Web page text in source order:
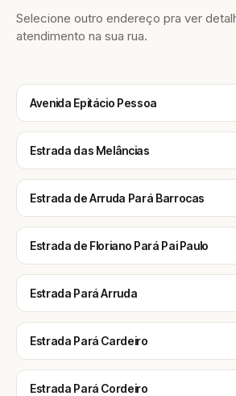
Selecione outro endereço pra ver
atendimento na sua rua.
Avenida Epitácio Pessoa
Estrada das Melâncias
Estrada de Arruda Pará Barrocas
Estrada de Floriano Pará Pai Paulo
Estrada Pará Arruda
Estrada Pará Cardeiro
Estrada Pará Cordeiro